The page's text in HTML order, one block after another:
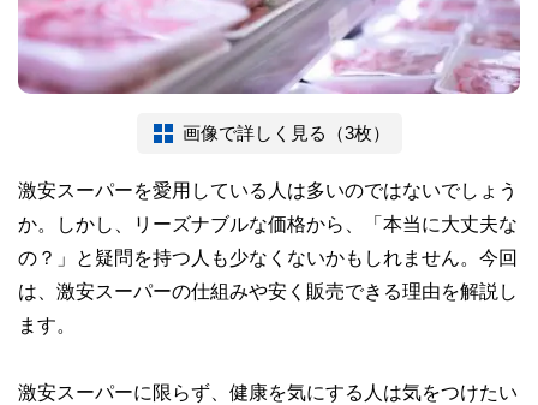
画像で詳しく見る（3枚）
激安スーパーを愛用している人は多いのではないでしょう
か。しかし、リーズナブルな価格から、「本当に大丈夫な
の？」と疑問を持つ人も少なくないかもしれません。今回
は、激安スーパーの仕組みや安く販売できる理由を解説し
ます。
激安スーパーに限らず、健康を気にする人は気をつけたい